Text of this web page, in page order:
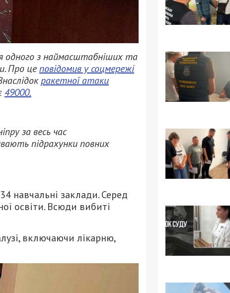
одного з наймасштабніших та
Про цеповідомив у соцмережі
ракетної атаки
49000.
за весь час
підрахунки повних
навчальні заклади. Серед
освіти. Всюди вибиті
включаючи лікарню,